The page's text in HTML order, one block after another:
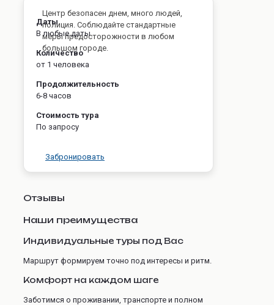
Центр безопасен днем, много людей,
полиция. Соблюдайте стандартные
меры предосторожности в любом
большом городе.
Даты
В любые даты
Количество
от 1 человека
Продолжительность
6-8 часов
Стоимость тура
По запросу
Забронировать
Отзывы
Наши преимущества
Индивидуальные туры под Вас
Маршрут формируем точно под интересы и ритм.
Комфорт на каждом шаге
Заботимся о проживании, транспорте и полном